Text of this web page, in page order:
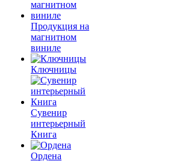
Продукция на
магнитном
виниле
Ключницы
Сувенир
интерьерный
Книга
Ордена